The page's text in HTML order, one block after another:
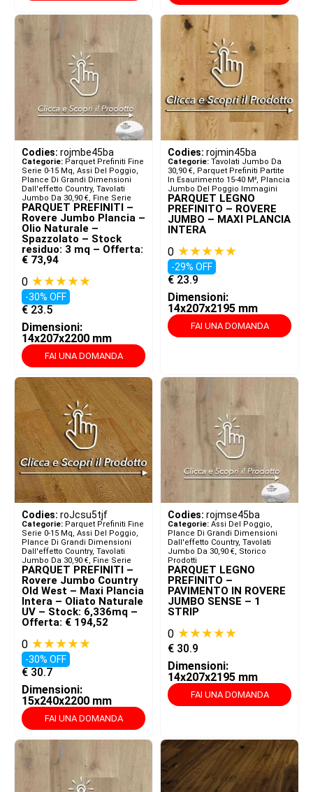
Codies: rojmbe45ba
Categorie: Parquet Prefiniti Fine
Serie 0-15 Mq, Assi Del Poggio,
Plance Di Grandi Dimensioni
Dall'effetto Country, Tavolati
Jumbo Da 30,90 €, Fine Serie
PARQUET PREFINITI –
Rovere Jumbo Plancia –
Olio Naturale –
Spazzolato – Stock
residuo: 3 mq – Offerta:
€ 73,94
0 ★★★★★
-30% OFF
€ 23.5
Dimensioni:
14x207x2200 mm
FAI UNA DOMANDA
Codies: rojmin45ba
Categorie: Tavolati Jumbo Da
30,90 €, Parquet Prefiniti Partite
In Esaurimento 15-40 M², Plancia
Jumbo Del Poggio Immagini
PARQUET LEGNO
PREFINITO – ROVERE
JUMBO – MAXI PLANCIA
INTERA
0 ★★★★★
-29% OFF
€ 23.9
Dimensioni:
14x207x2195 mm
FAI UNA DOMANDA
Codies: roJcsu5tjf
Categorie: Parquet Prefiniti Fine
Serie 0-15 Mq, Assi Del Poggio,
Plance Di Grandi Dimensioni
Dall'effetto Country, Tavolati
Jumbo Da 30,90 €, Fine Serie
PARQUET PREFINITI –
Rovere Jumbo Country
Old West – Maxi Plancia
Intera – Oliato Naturale
UV – Stock: 6,336mq –
Offerta: € 194,52
0 ★★★★★
-30% OFF
€ 30.7
Dimensioni:
15x240x2200 mm
FAI UNA DOMANDA
Codies: rojmse45ba
Categorie: Assi Del Poggio,
Plance Di Grandi Dimensioni
Dall'effetto Country, Tavolati
Jumbo Da 30,90 €, Storico
Prodotti
PARQUET LEGNO
PREFINITO –
PAVIMENTO IN ROVERE
JUMBO SENSE – 1
STRIP
0 ★★★★★
€ 30.9
Dimensioni:
14x207x2195 mm
FAI UNA DOMANDA